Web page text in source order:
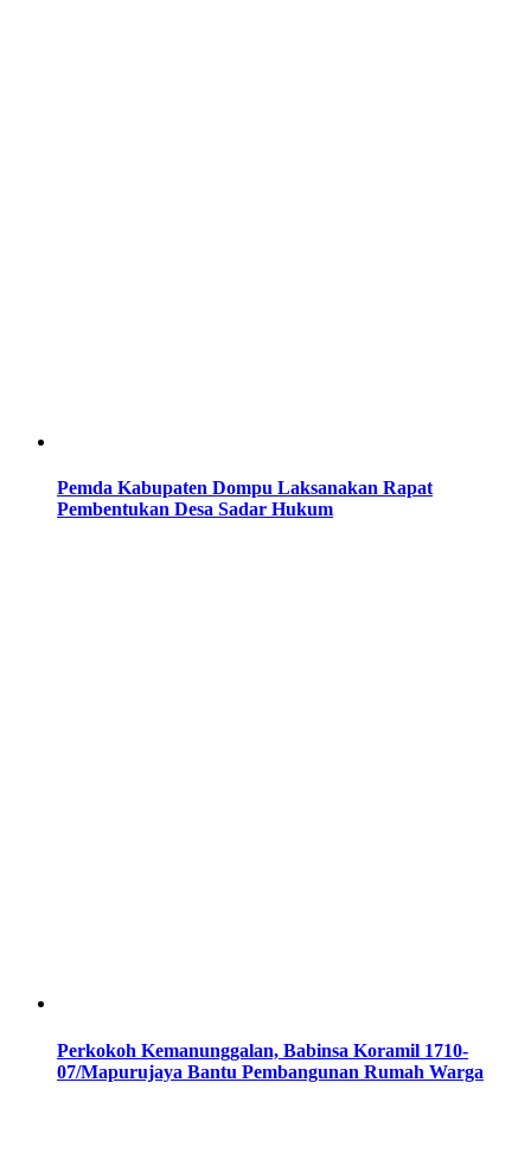
Pemda Kabupaten Dompu Laksanakan Rapat
Pembentukan Desa Sadar Hukum
Perkokoh Kemanunggalan, Babinsa Koramil 1710-
07/Mapurujaya Bantu Pembangunan Rumah Warga